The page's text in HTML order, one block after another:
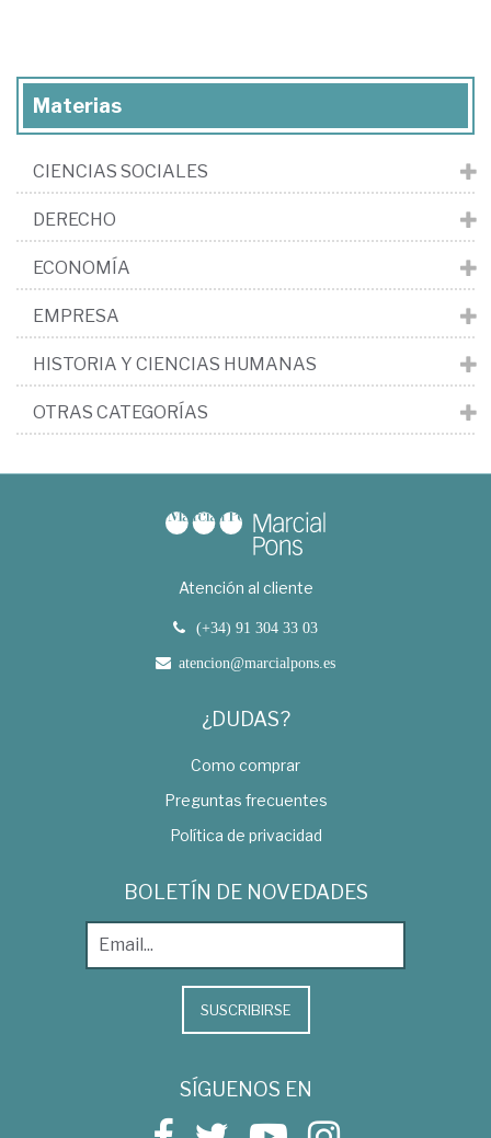
Materias
CIENCIAS SOCIALES
DERECHO
ECONOMÍA
EMPRESA
HISTORIA Y CIENCIAS HUMANAS
OTRAS CATEGORÍAS
Atención al cliente
(+34) 91 304 33 03
atencion@marcialpons.es
¿DUDAS?
Como comprar
Preguntas frecuentes
Política de privacidad
BOLETÍN DE NOVEDADES
SUSCRIBIRSE
SÍGUENOS EN